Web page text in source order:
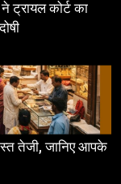
ट्रायल कोर्ट का
तेजी, जानिए आपके